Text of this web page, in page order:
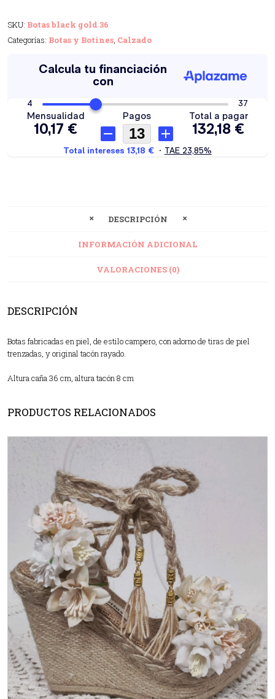
SKU: Botas black gold 36
Categorías: Botas y Botines, Calzado
DESCRIPCIÓN
INFORMACIÓN ADICIONAL
VALORACIONES (0)
DESCRIPCIÓN
Botas fabricadas en piel, de estilo campero, con adorno de tiras de piel
trenzadas, y original tacón rayado.
Altura caña 36 cm, altura tacón 8 cm
PRODUCTOS RELACIONADOS